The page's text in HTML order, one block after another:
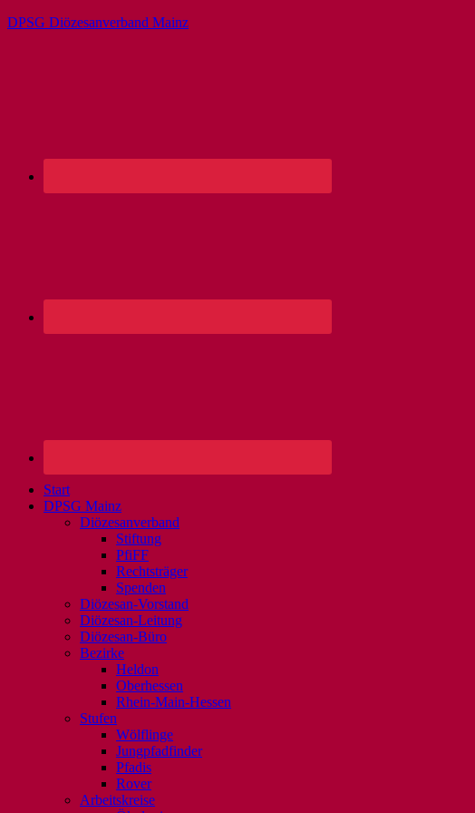
DPSG Diözesanverband Mainz
Start
DPSG Mainz
Diözesanverband
Stiftung
PfiFF
Rechtsträger
Spenden
Diözesan-Vorstand
Diözesan-Leitung
Diözesan-Büro
Bezirke
Heldon
Oberhessen
Rhein-Main-Hessen
Stufen
Wölflinge
Jungpfadfinder
Pfadis
Rover
Arbeitskreise